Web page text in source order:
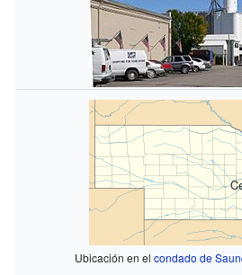
Ubicación en el condado de